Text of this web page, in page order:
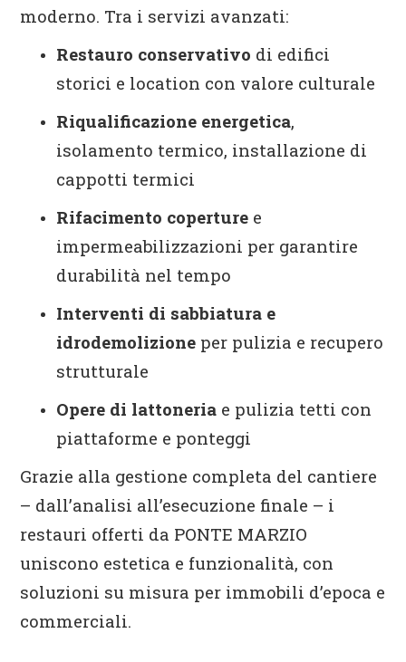
moderno. Tra i servizi avanzati:
Restauro conservativo di edifici
storici e location con valore culturale
Riqualificazione energetica,
isolamento termico, installazione di
cappotti termici
Rifacimento coperture e
impermeabilizzazioni per garantire
durabilità nel tempo
Interventi di sabbiatura e
idrodemolizione per pulizia e recupero
strutturale
Opere di lattoneria e pulizia tetti con
piattaforme e ponteggi
Grazie alla gestione completa del cantiere
– dall’analisi all’esecuzione finale – i
restauri offerti da PONTE MARZIO
uniscono estetica e funzionalità, con
soluzioni su misura per immobili d’epoca e
commerciali.